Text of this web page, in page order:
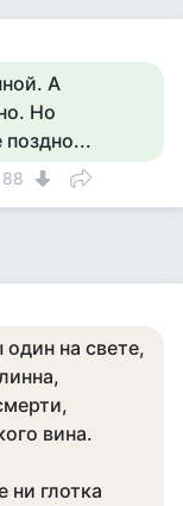
А
Но
88
на свете,
вина.
ни глотка